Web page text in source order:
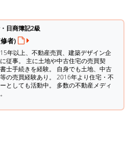
日商簿記2級
者)
年以上、不動産売買、建築デザイン企
従事。 主に土地や中古住宅の売買契
士手続きを経験。 自身でも土地、中古
の売買経験あり。 2016年より住宅・不
としても活動中。 多数の不動産メディ